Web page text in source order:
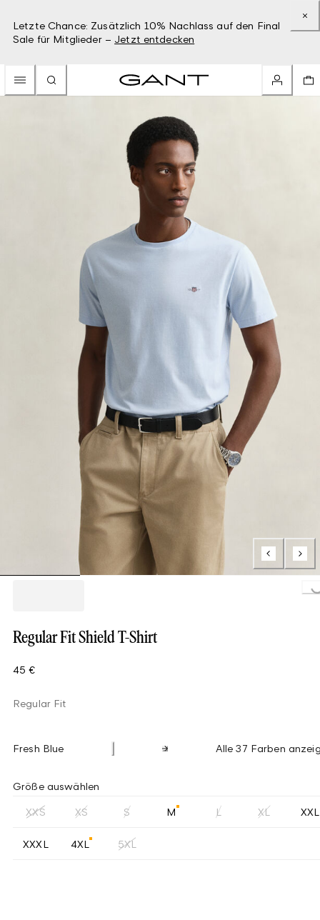
Letzte Chance: Zusätzlich 10% Nachlass auf den Final
Sale für Mitglieder – Jetzt entdecken
Loading...
Regular Fit Shield T-Shirt
45 €
Regular Fit
Fresh Blue Alle 37 Farben
Größe auswählen
XXS XS S M L XL XXL
XXXL 4XL 5XL